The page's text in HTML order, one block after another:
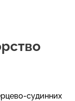
судинних